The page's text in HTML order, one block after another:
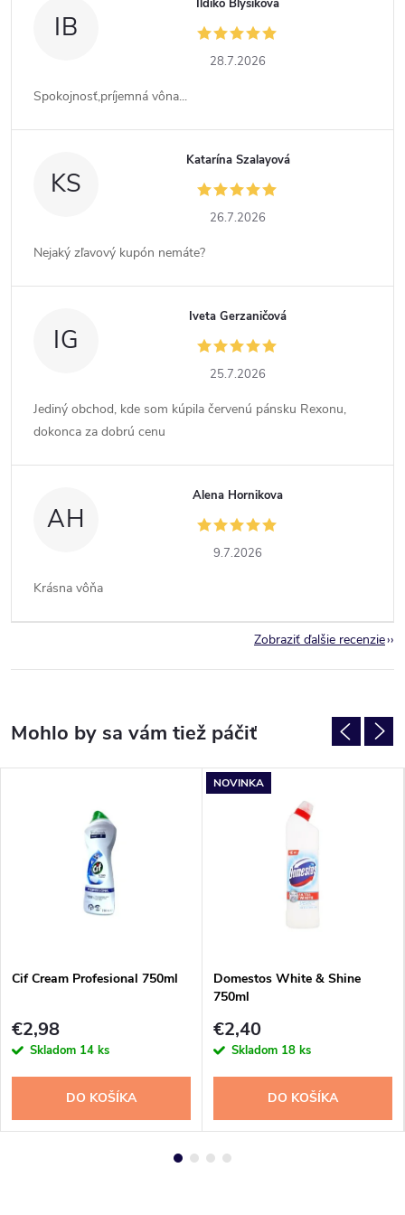
Cif Cream Profesional 750ml
€2,98
Skladom 14 ks
DO KOŠÍKA
NOVINKA
Domestos White & Shine
750ml
€2,40
Skladom 18 ks
DO KOŠÍKA
IB
Ildiko Blyšíková
28.7.2026
Spokojnosť,príjemná vôna...
KS
Katarína Szalayová
26.7.2026
Nejaký zľavový kupón nemáte?
IG
Iveta Gerzaničová
25.7.2026
Jediný obchod, kde som kúpila červenú pánsku Rexonu,
dokonca za dobrú cenu
AH
Alena Hornikova
9.7.2026
Krásna vôňa
Zobraziť ďalšie recenzie